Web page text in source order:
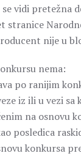
se vidi pretežna
stranice
nije u
nema:
po ranijim
iz ili u vezi sa
na osnovu
posledica
konkursa